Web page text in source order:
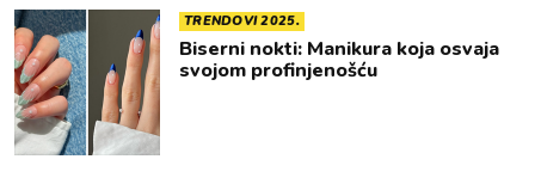
TRENDOVI 2025.
Biserni nokti: Manikura koja osvaja
svojom profinjenošću